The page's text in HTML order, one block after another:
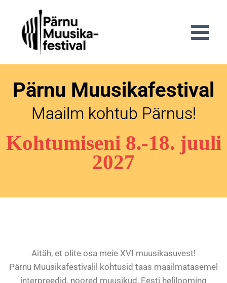
Pärnu Muusikafestival
Maailm kohtub Pärnus!
Kohtumiseni 8.-18. juuli
2027
Aitäh, et olite osa meie XVI muusikasuvest!
Pärnu Muusikafestivalil kohtusid taas maailmatasemel
interpreedid, noored muusikud, Eesti helilooming